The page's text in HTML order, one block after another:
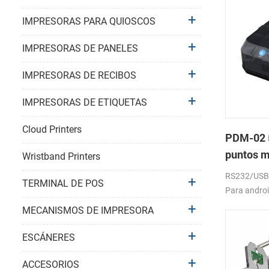
PDM-02
puntos
RS232/
Para
IMPRESORAS PARA QUIOSCOS
IMPRESORAS DE PANELES
IMPRESORAS DE RECIBOS
IMPRESORAS DE ETIQUETAS
Cloud Printers
Wristband Printers
TERMINAL DE POS
MECANISMOS DE IMPRESORA
ESCÁNERES
ACCESORIOS